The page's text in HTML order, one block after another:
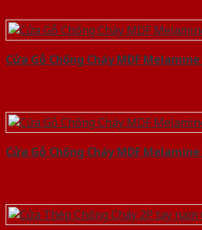
Cửa Gỗ Chống Cháy MDF Melamine
Cửa Gỗ Chống Cháy MDF Melamine